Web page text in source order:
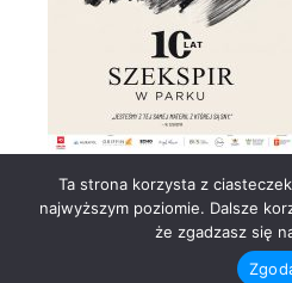
Zdjęcia:Agencja Face It
@ COPYRIGHT BY BARBARA
Ta strona korzysta z
najwyższym poziomie. Dalsze
że zgadzasz się